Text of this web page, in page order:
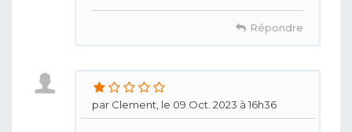
Répondre
par Clement, le 09 Oct. 2023 à 16h36